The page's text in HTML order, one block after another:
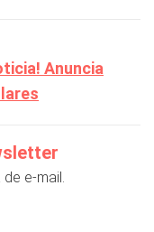
Anuncia
e-mail.